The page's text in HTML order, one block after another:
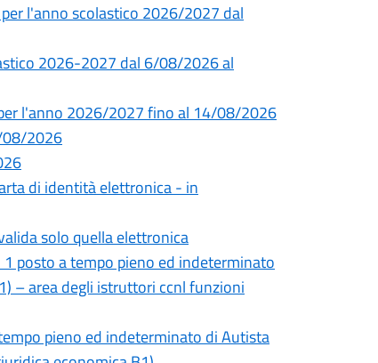
per l'anno scolastico 2026/2027 dal
2026-2027 dal 6/08/2026 al
per l'anno 2026/2027 fino al 14/08/2026
08/2026
di identità elettronica - in
solo quella elettronica
posto a tempo pieno ed indeterminato
– area degli istruttori ccnl funzioni
pieno ed indeterminato di Autista